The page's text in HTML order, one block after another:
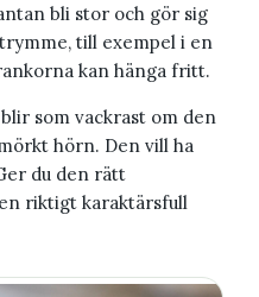
bli stor och gör sig
till exempel i en
kan hänga fritt.
som vackrast om den
hörn. Den vill ha
du den rätt
riktigt karaktärsfull